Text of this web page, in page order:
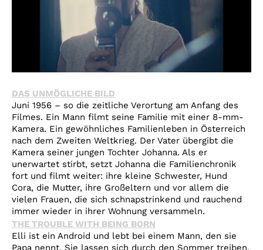
DAS UNMÖGLICHE BILD
Juni 1956 – so die zeitliche Verortung am Anfang des
Filmes. Ein Mann filmt seine Familie mit einer 8-mm-
Kamera. Ein gewöhnliches Familienleben in Österreich
nach dem Zweiten Weltkrieg. Der Vater übergibt die
Kamera seiner jungen Tochter Johanna. Als er
unerwartet stirbt, setzt Johanna die Familienchronik
fort und filmt weiter: ihre kleine Schwester, Hund
Cora, die Mutter, ihre Großeltern und vor allem die
vielen Frauen, die sich schnapstrinkend und rauchend
immer wieder in ihrer Wohnung versammeln.
THE TROUBLE WITH BEING BORN
Elli ist ein Android und lebt bei einem Mann, den sie
Papa nennt. Sie lassen sich durch den Sommer treiben,